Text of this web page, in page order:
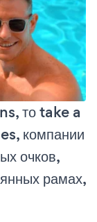
то take a
компании
очков,
рамах,